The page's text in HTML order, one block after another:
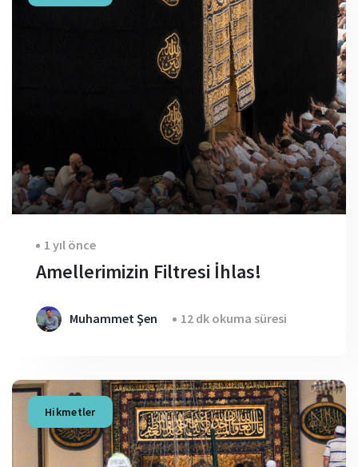
1 yıl önce
Amellerimizin Filtresi İhlas!
Muhammet Şen 12 dk okuma süresi
Hikmetler